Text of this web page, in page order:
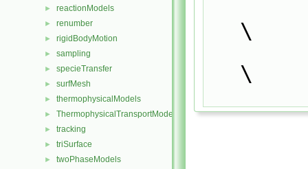
► reactionModels
► renumber
► rigidBodyMotion
► sampling
► specieTransfer
► surfMesh
► thermophysicalModels
► ThermophysicalTransportModels
► tracking
► triSurface
► twoPhaseModels
\
\